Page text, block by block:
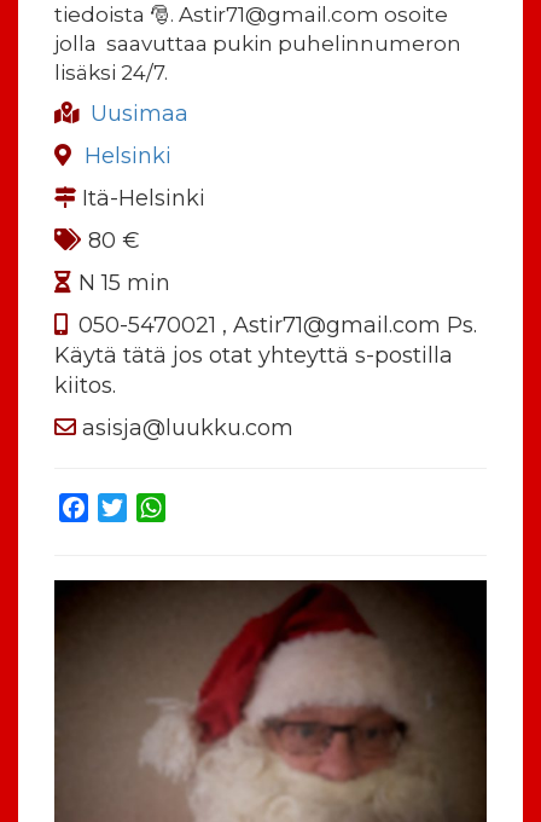
tiedoista 🎅. Astir71@gmail.com osoite
jolla saavuttaa pukin puhelinnumeron
lisäksi 24/7.
Uusimaa
Helsinki
Itä-Helsinki
80 €
N 15 min
050-5470021 , Astir71@gmail.com Ps.
Käytä tätä jos otat yhteyttä s-postilla
kiitos.
asisja@luukku.com
Facebook
Twitter